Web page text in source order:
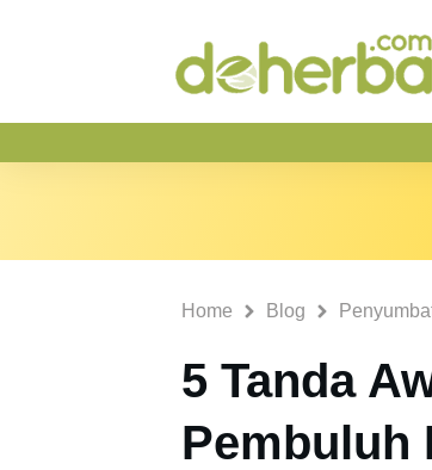
Home Blog
5 Tanda
Pembuluh